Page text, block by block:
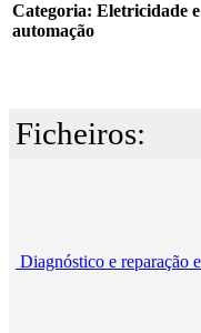
Categoria: Eletricidade
automação
Ficheiros:
Diagnóstico e reparação